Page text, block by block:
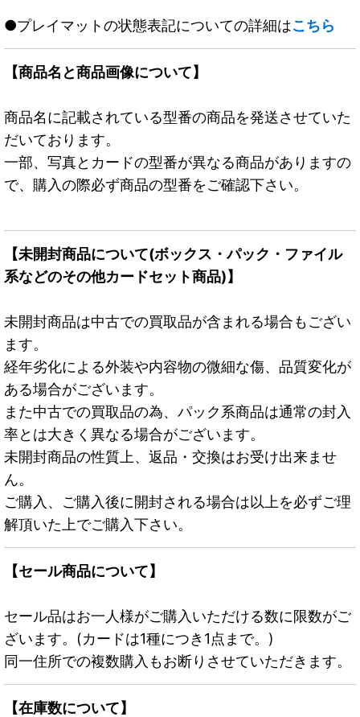
●プレイマットの状態表記についての詳細はこちら
【商品名と商品画像について】
商品名に記載されている型番の商品を発送させていた
だいております。
一部、写真とカードの型番が異なる商品がありますの
で、購入の際必ず商品の型番をご確認下さい。
【未開封商品について(ボックス・パック・ファイル
系などのその他カードセット商品)】
未開封商品は中古での買取品が含まれる場合もござい
ます。
経年劣化による外装や内容物の微細な傷、品質変化が
ある場合がございます。
また中古での買取品の為、パック系商品は通常の封入
率とは大きく異なる場合がございます。
未開封商品の性質上、返品・交換はお受け出来ませ
ん。
ご購入、ご購入後に開封される場合は以上を必ずご理
解頂いた上でご購入下さい。
【セール商品について】
セール品はお一人様がご購入いただける数に限数がご
ざいます。(カードは1種につき1点まで。)
同一住所での複数購入もお断りさせていただきます。
【在庫数について】